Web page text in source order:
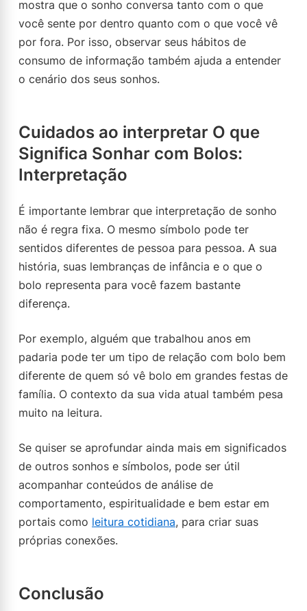
mostra que o sonho conversa tanto com o que
você sente por dentro quanto com o que você vê
por fora. Por isso, observar seus hábitos de
consumo de informação também ajuda a entender
o cenário dos seus sonhos.
Cuidados ao interpretar O que
Significa Sonhar com Bolos:
Interpretação
É importante lembrar que interpretação de sonho
não é regra fixa. O mesmo símbolo pode ter
sentidos diferentes de pessoa para pessoa. A sua
história, suas lembranças de infância e o que o
bolo representa para você fazem bastante
diferença.
Por exemplo, alguém que trabalhou anos em
padaria pode ter um tipo de relação com bolo bem
diferente de quem só vê bolo em grandes festas de
família. O contexto da sua vida atual também pesa
muito na leitura.
Se quiser se aprofundar ainda mais em significados
de outros sonhos e símbolos, pode ser útil
acompanhar conteúdos de análise de
comportamento, espiritualidade e bem estar em
portais como leitura cotidiana, para criar suas
próprias conexões.
Conclusão